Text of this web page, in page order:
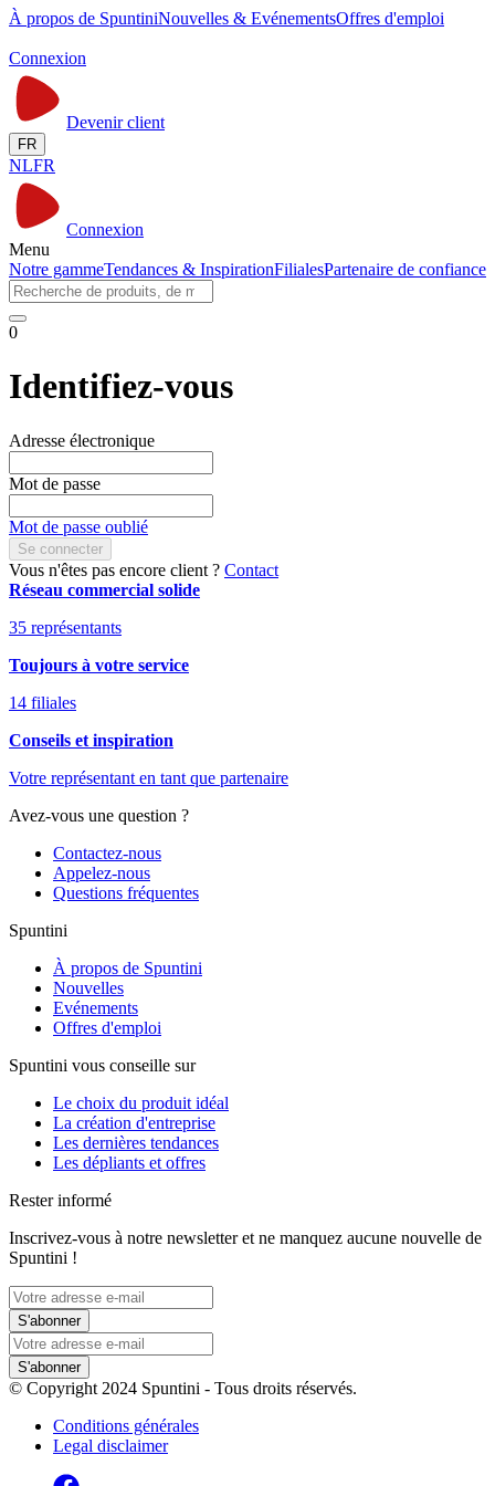
À propos de SpuntiniNouvelles & EvénementsOffres d'emploi
Connexion
Devenir client
FR
NLFR
Connexion
Menu
Notre gammeTendances & InspirationFilialesPartenaire de confiance
0
Identifiez-vous
Adresse électronique
Mot de passe
Mot de passe oublié
Se connecter
Vous n'êtes pas encore client ? Contact
Réseau commercial solide
35 représentants
Toujours à votre service
14 filiales
Conseils et inspiration
Votre représentant en tant que partenaire
Avez-vous une question ?
Contactez-nous
Appelez-nous
Questions fréquentes
Spuntini
À propos de Spuntini
Nouvelles
Evénements
Offres d'emploi
Spuntini vous conseille sur
Le choix du produit idéal
La création d'entreprise
Les dernières tendances
Les dépliants et offres
Rester informé
Inscrivez-vous à notre newsletter et ne manquez aucune nouvelle de
Spuntini !
S'abonner
S'abonner
© Copyright 2024 Spuntini - Tous droits réservés.
Conditions générales
Legal disclaimer